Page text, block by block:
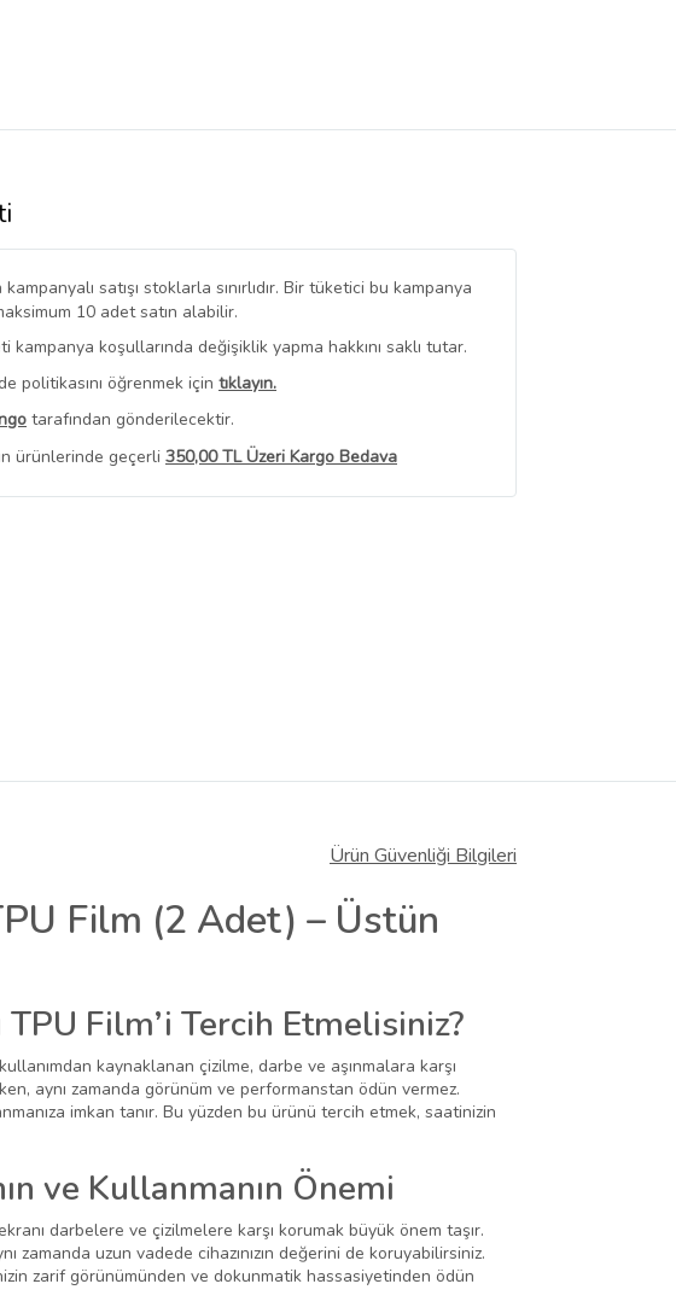
satışı stoklarla sınırlıdır. Bir tüketici bu kampanya
10 adet satın alabilir.
kampanya koşullarında değişiklik yapma hakkını saklı tutar.
politikasını öğrenmek için tıklayın.
tarafından gönderilecektir.
ürünlerinde geçerli 350,00 TL Üzeri Kargo Bedava
Tüm Ürünlerini Görüntüle
Ürün Güvenliği Bilgileri
Film (2 Adet) – Üstün
Film’i Tercih Etmelisiniz?
kaynaklanan çizilme, darbe ve aşınmalara karşı
aynı zamanda görünüm ve performanstan ödün vermez.
imkan tanır. Bu yüzden bu ürünü tercih etmek, saatinizin
ve Kullanmanın Önemi
darbelere ve çizilmelere karşı korumak büyük önem taşır.
zamanda uzun vadede cihazınızın değerini de koruyabilirsiniz.
zarif görünümünden ve dokunmatik hassasiyetinden ödün